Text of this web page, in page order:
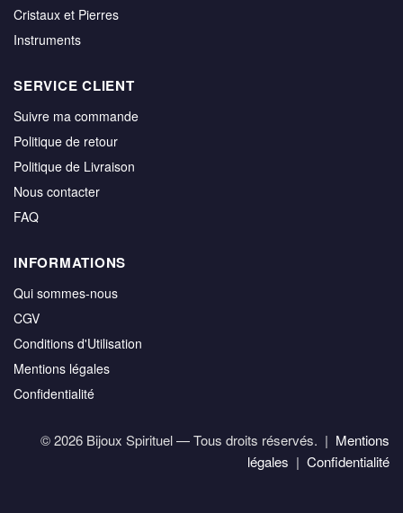
Cristaux et Pierres
Instruments
SERVICE CLIENT
Suivre ma commande
Politique de retour
Politique de Livraison
Nous contacter
FAQ
INFORMATIONS
Qui sommes-nous
CGV
Conditions d'Utilisation
Mentions légales
Confidentialité
© 2026 Bijoux Spirituel — Tous droits réservés. | Mentions
légales | Confidentialité